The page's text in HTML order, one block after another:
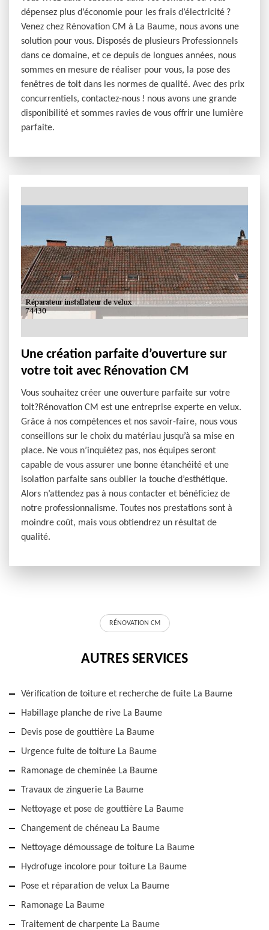
dépensez plus d’économie pour les frais d’électricité ?
Venez chez Rénovation CM à La Baume, nous avons une
solution pour vous. Disposés de plusieurs Professionnels
dans ce domaine, et ce depuis de longues années, nous
sommes en mesure de réaliser pour vous, la pose des
fenêtres de toit dans les normes de qualité. Avec des prix
concurrentiels, contactez-nous ! nous avons une grande
disponibilité et sommes ravies de vous offrir une lumière
parfaite.
Une création parfaite d’ouverture sur
votre toit avec Rénovation CM
Vous souhaitez créer une ouverture parfaite sur votre
toit?Rénovation CM est une entreprise experte en velux.
Grâce à nos compétences et nos savoir-faire, nous vous
conseillons sur le choix du matériau jusqu’à sa mise en
place. Ne vous n’inquiétez pas, nos équipes seront
capable de vous assurer une bonne étanchéité et une
isolation parfaite sans oublier la touche d’esthétique.
Alors n’attendez pas à nous contacter et bénéficiez de
notre professionnalisme. Toutes nos prestations sont à
moindre coût, mais vous obtiendrez un résultat de
qualité.
RÉNOVATION CM
AUTRES SERVICES
Vérification de toiture et recherche de fuite La Baume
Habillage planche de rive La Baume
Devis pose de gouttière La Baume
Urgence fuite de toiture La Baume
Ramonage de cheminée La Baume
Travaux de zinguerie La Baume
Nettoyage et pose de gouttière La Baume
Changement de chéneau La Baume
Nettoyage démoussage de toiture La Baume
Hydrofuge incolore pour toiture La Baume
Pose et réparation de velux La Baume
Ramonage La Baume
Traitement de charpente La Baume